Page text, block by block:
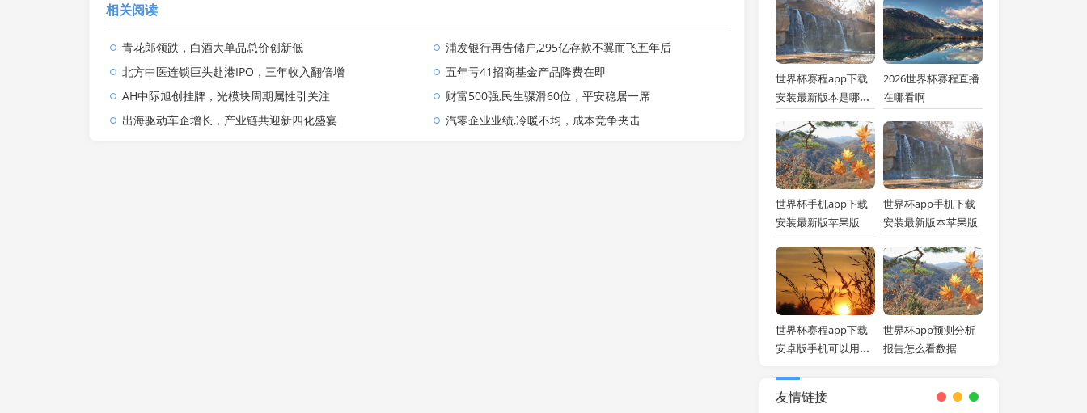
相关阅读
青花郎领跌，白酒大单品总价创新低
浦发银行再告储户,295亿存款不翼而飞五年后
北方中医连锁巨头赴港IPO，三年收入翻倍增
五年亏41招商基金产品降费在即
AH中际旭创挂牌，光模块周期属性引关注
财富500强,民生骤滑60位，平安稳居一席
出海驱动车企增长，产业链共迎新四化盛宴
汽零企业业绩,冷暖不均，成本竞争夹击
世界杯赛程app下载
安装最新版本是哪个
2026世界杯赛程直播
在哪看啊
世界杯手机app下载
安装最新版苹果版
世界杯app手机下载
安装最新版本苹果版
世界杯赛程app下载
安卓版手机可以用吗
世界杯app预测分析
报告怎么看数据
友情链接